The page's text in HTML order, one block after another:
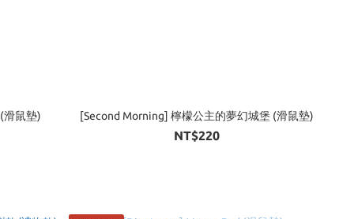
滑鼠墊) [Second Morning] 檸檬公主的夢幻城堡 (滑鼠墊)
NT$220